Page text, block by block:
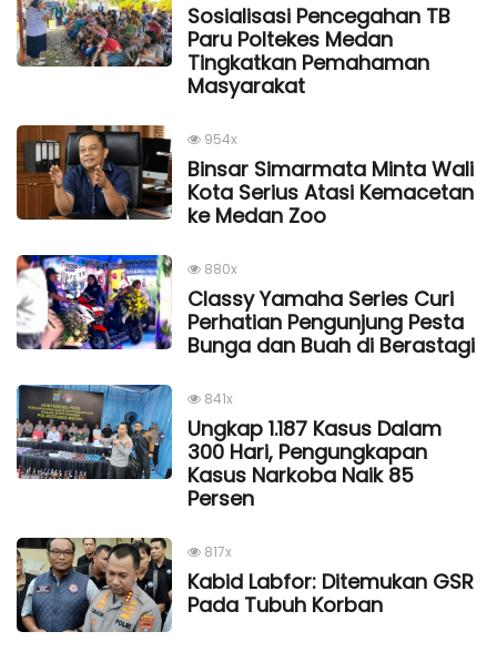
Sosialisasi Pencegahan TB
Paru Poltekes Medan
Tingkatkan Pemahaman
Masyarakat
954x
Binsar Simarmata Minta Wali
Kota Serius Atasi Kemacetan
ke Medan Zoo
880x
Classy Yamaha Series Curi
Perhatian Pengunjung Pesta
Bunga dan Buah di Berastagi
841x
Ungkap 1.187 Kasus Dalam
300 Hari, Pengungkapan
Kasus Narkoba Naik 85
Persen
817x
Kabid Labfor: Ditemukan GSR
Pada Tubuh Korban